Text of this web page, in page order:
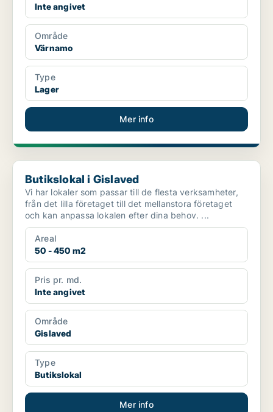
Inte angivet
Område
Värnamo
Type
Lager
Mer info
Butikslokal i Gislaved
Butikslokal i Gislaved
Vi har lokaler som passar till de flesta verksamheter,
från det lilla företaget till det mellanstora företaget
och kan anpassa lokalen efter dina behov. ...
Areal
50 - 450 m2
Pris pr. md.
Inte angivet
Område
Gislaved
Type
Butikslokal
Mer info